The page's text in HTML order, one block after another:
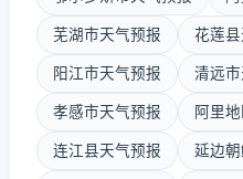
芜湖市天气预报 花莲
阳江市天气预报 清远
孝感市天气预报 阿里
连江县天气预报 延边